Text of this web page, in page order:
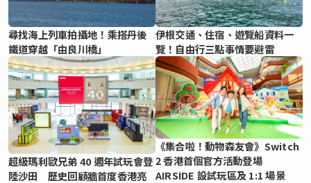
尋找海上列車拍攝地！乘搭丹後
鐵道穿越「由良川橋」
伊根交通、住宿、遊覽船資料一
覽！自由行三點事情要避雷
超級瑪利歐兄弟 40 週年試玩會登
陸沙田 歷史回顧牆首度香港亮
《集合啦！動物森友會》Switch
2 香港首個官方活動登場
AIRSIDE 設試玩區及 1:1 場景